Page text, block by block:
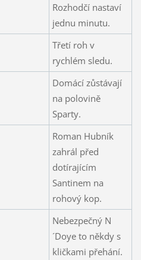
Rozhodčí nastaví
jednu minutu.
Třetí roh v
rychlém sledu.
Domácí zůstávají
na polovině
Sparty.
Roman Hubník
zahrál před
dotírajícím
Santinem na
rohový kop.
Nebezpečný N
´Doye to někdy s
kličkami přehání.